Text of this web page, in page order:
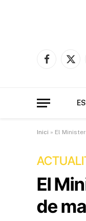
Facebook
X
Inici » El
El
de